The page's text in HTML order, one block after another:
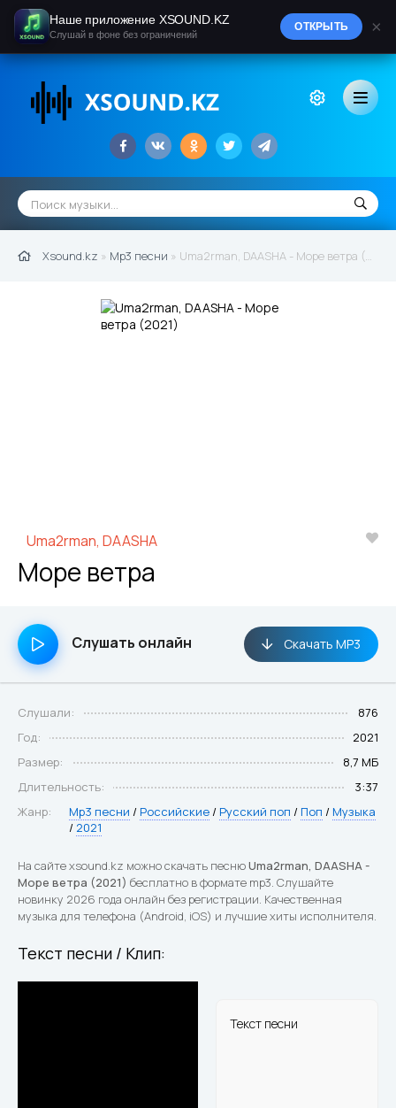
Xsound.kz » Mp3 песни » Uma2rman, DAASHA - Море ветра (2021)
Uma2rman, DAASHA
Море ветра
Слушать онлайн Скачать MP3
Слушали:
876
Год:
2021
Размер:
8,7 МБ
Длительность:
3:37
Жанр:
Mp3 песни / Российские / Русский поп / Поп / Музыка
/ 2021
На сайте xsound.kz можно скачать песнюUma2rman, DAASHA -
Море ветра (2021) бесплатно в формате mp3. Слушайте
новинку 2026 года онлайн без регистрации. Качественная
музыка для телефона (Android, iOS) и лучшие хиты исполнителя.
Текст песни / Клип:
Текст песни
Наше приложение XSOUND.KZ
Слушай в фоне без ограничений
ОТКРЫТЬ ×